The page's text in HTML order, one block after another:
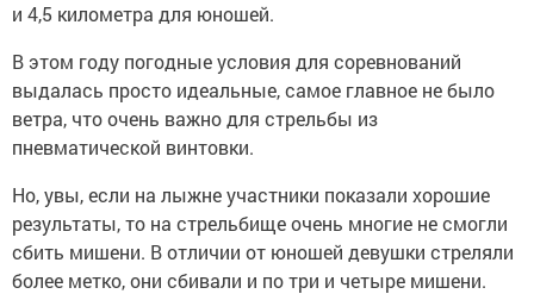
и 4,5 километра для юношей.
В этом году погодные условия для соревнований
выдалась просто идеальные, самое главное не было
ветра, что очень важно для стрельбы из
пневматической винтовки.
Но, увы, если на лыжне участники показали хорошие
результаты, то на стрельбище очень многие не смогли
сбить мишени. В отличии от юношей девушки стреляли
более метко, они сбивали и по три и четыре мишени.